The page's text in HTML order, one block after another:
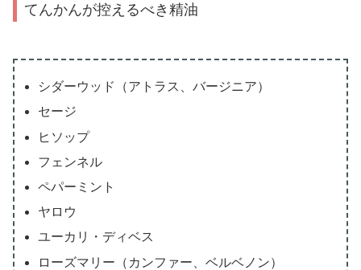
てんかんが控えるべき精油
シダーウッド（アトラス、バージニア）
セージ
ヒソップ
フェンネル
ペパーミント
ヤロウ
ユーカリ・ディベス
ローズマリー（カンファー、ベルベノン）